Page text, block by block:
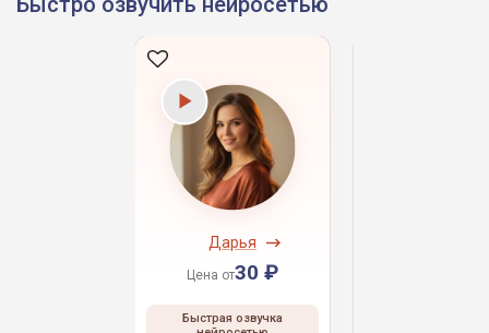
Дарья
Цена от30 ₽
Быстрая озвучка